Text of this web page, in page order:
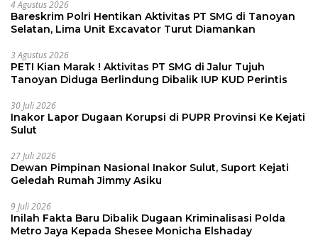
4 Agustus 2026
Bareskrim Polri Hentikan Aktivitas PT SMG di Tanoyan
Selatan, Lima Unit Excavator Turut Diamankan
3 Agustus 2026
PETI Kian Marak ! Aktivitas PT SMG di Jalur Tujuh
Tanoyan Diduga Berlindung Dibalik IUP KUD Perintis
30 Juli 2026
Inakor Lapor Dugaan Korupsi di PUPR Provinsi Ke Kejati
Sulut
27 Juli 2026
Dewan Pimpinan Nasional Inakor Sulut, Suport Kejati
Geledah Rumah Jimmy Asiku
9 Juli 2026
Inilah Fakta Baru Dibalik Dugaan Kriminalisasi Polda
Metro Jaya Kepada Shesee Monicha Elshaday